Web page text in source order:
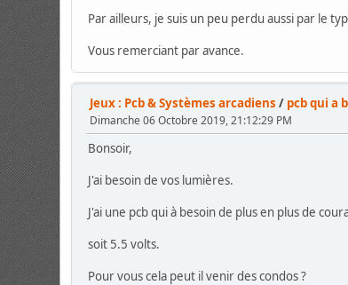
Par ailleurs, je suis un peu perdu aussi par le
Vous remerciant par avance.
Jeux : Pcb & Systèmes arcadiens / pcb qui a
Dimanche 06 Octobre 2019, 21:12:29 PM
Bonsoir,
J'ai besoin de vos lumières.
J'ai une pcb qui à besoin de plus en plus de
soit 5.5 volts.
Pour vous cela peut il venir des condos ?